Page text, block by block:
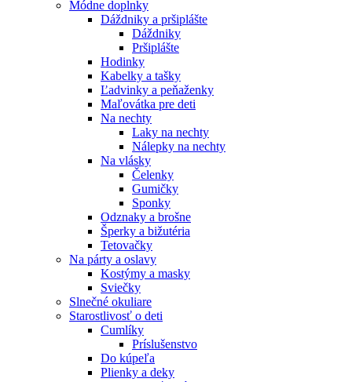
Módne doplnky
Dáždniky a pršiplášte
Dáždniky
Pršiplášte
Hodinky
Kabelky a tašky
Ľadvinky a peňaženky
Maľovátka pre deti
Na nechty
Laky na nechty
Nálepky na nechty
Na vlásky
Čelenky
Gumičky
Sponky
Odznaky a brošne
Šperky a bižutéria
Tetovačky
Na párty a oslavy
Kostýmy a masky
Sviečky
Slnečné okuliare
Starostlivosť o deti
Cumlíky
Príslušenstvo
Do kúpeľa
Plienky a deky